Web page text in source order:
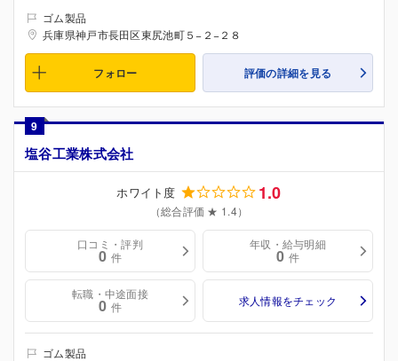
ゴム製品
兵庫県神戸市長田区東尻池町５−２−２８
フォロー 評価の詳細を見る
9
塩谷工業株式会社
ホワイト度 1.0
（総合評価 ★ 1.4）
口コミ・評判
0 件
年収・給与明細
0 件
転職・中途面接
0 件 求人情報をチェック
ゴム製品